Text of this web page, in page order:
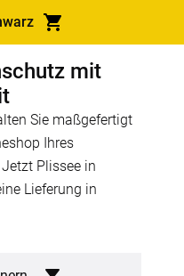
mit
Sie maßgefertigt
Ihres
Plissee in
Lieferung in